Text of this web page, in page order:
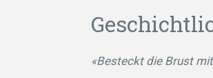
«Besteckt die Brust